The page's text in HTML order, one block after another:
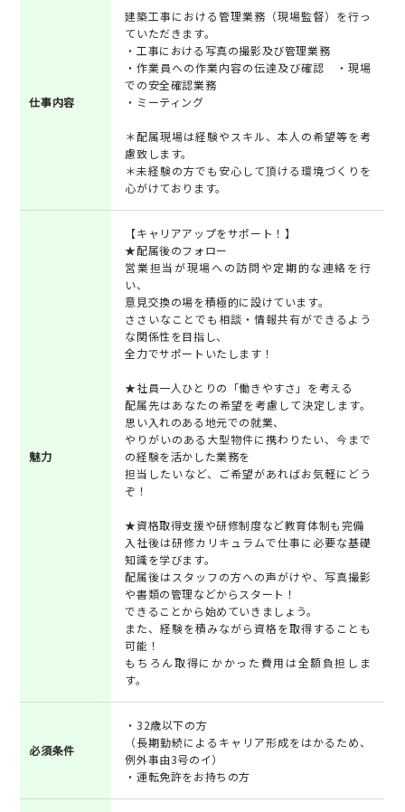
仕事内容
建築工事における管理業務（現場監督）を行っ
ていただきます。
・工事における写真の撮影及び管理業務
・作業員への作業内容の伝達及び確認 ・現場
での安全確認業務
・ミーティング
＊配属現場は経験やスキル、本人の希望等を考
慮致します。
＊未経験の方でも安心して頂ける環境づくりを
心がけております。
魅力
【キャリアアップをサポート！】
★配属後のフォロー
営業担当が現場への訪問や定期的な連絡を行
い、
意見交換の場を積極的に設けています。
ささいなことでも相談・情報共有ができるよう
な関係性を目指し、
全力でサポートいたします！
★社員一人ひとりの「働きやすさ」を考える
配属先はあなたの希望を考慮して決定します。
思い入れのある地元での就業、
やりがいのある大型物件に携わりたい、今まで
の経験を活かした業務を
担当したいなど、ご希望があればお気軽にどう
ぞ！
★資格取得支援や研修制度など教育体制も完備
入社後は研修カリキュラムで仕事に必要な基礎
知識を学びます。
配属後はスタッフの方への声がけや、写真撮影
や書類の管理などからスタート！
できることから始めていきましょう。
また、経験を積みながら資格を取得することも
可能！
もちろん取得にかかった費用は全額負担しま
す。
必須条件
・32歳以下の方
（長期勤続によるキャリア形成をはかるため、
例外事由3号のイ）
・運転免許をお持ちの方